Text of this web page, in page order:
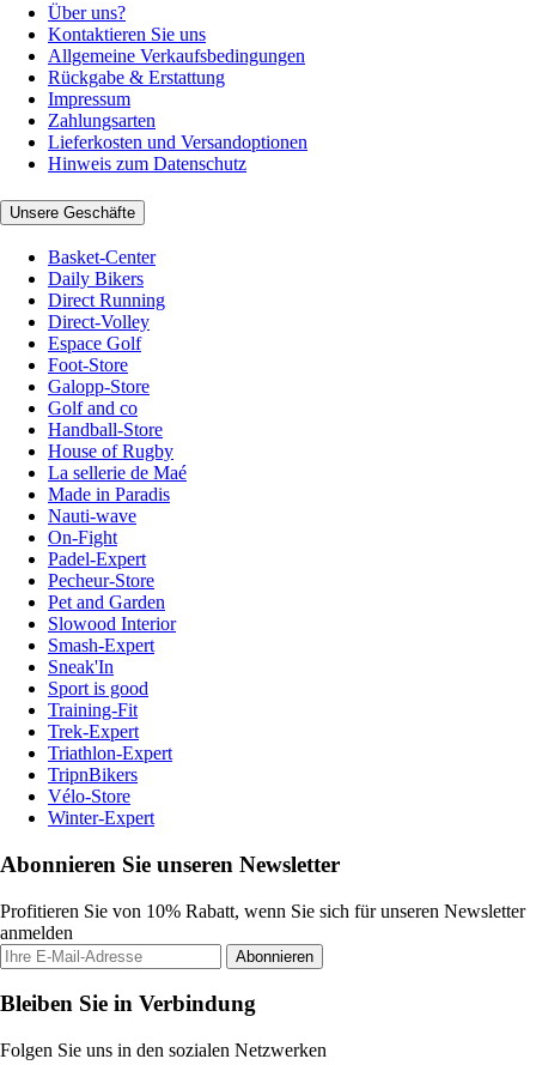
Über uns?
Kontaktieren Sie uns
Allgemeine Verkaufsbedingungen
Rückgabe & Erstattung
Impressum
Zahlungsarten
Lieferkosten und Versandoptionen
Hinweis zum Datenschutz
Unsere Geschäfte
Basket-Center
Daily Bikers
Direct Running
Direct-Volley
Espace Golf
Foot-Store
Galopp-Store
Golf and co
Handball-Store
House of Rugby
La sellerie de Maé
Made in Paradis
Nauti-wave
On-Fight
Padel-Expert
Pecheur-Store
Pet and Garden
Slowood Interior
Smash-Expert
Sneak'In
Sport is good
Training-Fit
Trek-Expert
Triathlon-Expert
TripnBikers
Vélo-Store
Winter-Expert
Abonnieren Sie unseren Newsletter
Profitieren Sie von 10% Rabatt, wenn Sie sich für unseren Newsletter
anmelden
Abonnieren
Bleiben Sie in Verbindung
Folgen Sie uns in den sozialen Netzwerken